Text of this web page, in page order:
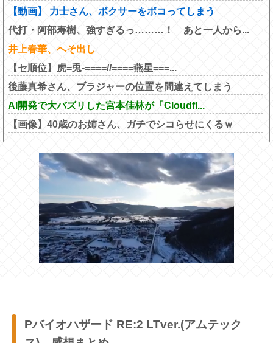
【動画】 力士さん、ボクサーをボコってしまう
代打・阿部寿樹、強すぎるっ………！ あと一人から...
井上春華、へそ出し
【セ順位】虎=兎-====//====燕星===...
後藤真希さん、ブラジャーの位置を間違えてしまう
AI開発で大バズリした宮本佳林が「Cloudfl...
【画像】40歳のお姉さん、ガチでシコらせにくるｗ
Pバイオハザード RE:2 LTver.(アムテック